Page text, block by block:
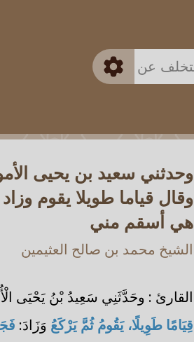
متقدم
وحدثني سعيد بن يحيى
وقال قياما طويلا يقوم
هي أسقم مني
الشيخ محمد بن صالح العثيمين
القارئ : وحَدَّثَنِي سَعِيدُ بْنُ يَحْيَى
قِيَامًا طَوِيلًا، يَقُومُ ثُمَّ يَرْكَعُ وَزَادَ: